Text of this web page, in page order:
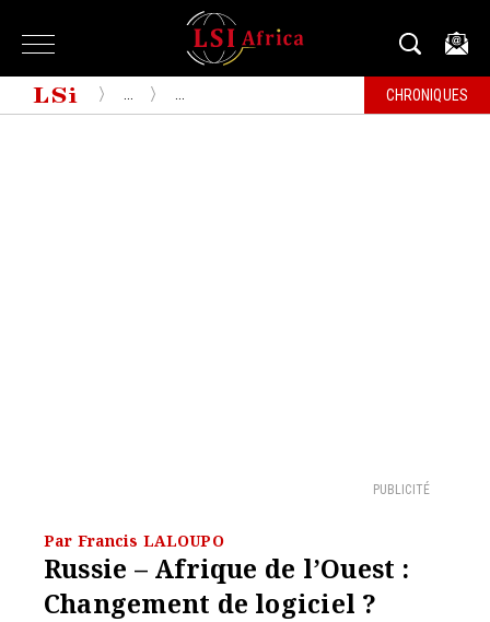
CHRONIQUES
PUBLICITÉ
Par Francis LALOUPO
Russie – Afrique de l’Ouest :
Changement de logiciel ?